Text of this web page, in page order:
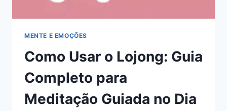
MENTE E EMOÇÕES
Como Usar o Lojong: Guia
Completo para
Meditação Guiada no Dia